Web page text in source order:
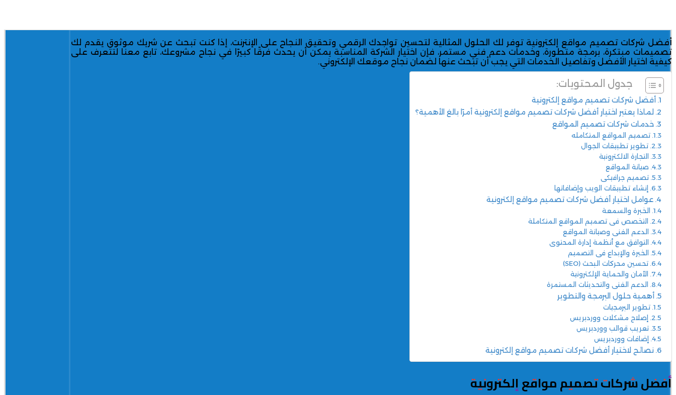
أفضل شركات تصميم مواقع إلكترونية توفر لك الحلول المثالية لتحسين تواجدك الرقمي وتحقيق النجاح على الإنترنت، إذا كنت تبحث عن شريك موثوق يقدم لك
تصميمات مبتكرة، برمجة متطورة، وخدمات دعم فني مستمر، فإن اختيار الشركة المناسبة يمكن أن يحدث فرقًا كبيرًا في نجاح مشروعك، تابع معنا لتتعرف على
كيفية اختيار الأفضل وتفاصيل الخدمات التي يجب أن تبحث عنها لضمان نجاح موقعك الإلكتروني.
جدول المحتويات:
أفضل شركات تصميم مواقع إلكترونية
لماذا يعتبر اختيار أفضل شركات تصميم مواقع إلكترونية أمرًا بالغ الأهمية؟
خدمات شركات تصميم المواقع
تصميم المواقع المتكامله
تطوير تطبيقات الجوال
التجارة الالكترونية
صيانة المواقع
تصميم جرافيكي
إنشاء تطبيقات الويب وإضافاتها
عوامل اختيار أفضل شركات تصميم مواقع إلكترونية
الخبرة والسمعة
التخصص في تصميم المواقع المتكاملة
الدعم الفني وصيانة المواقع
التوافق مع أنظمة إدارة المحتوى
الخبرة والإبداع في التصميم
تحسين محركات البحث (SEO)
الأمان والحماية الإلكترونية
الدعم الفني والتحديثات المستمرة
أهمية حلول البرمجة والتطوير
تطوير البرمجيات
إصلاح مشكلات ووردبريس
تعريب قوالب ووردبريس
إضافات ووردبريس
نصائح لاختيار أفضل شركات تصميم مواقع إلكترونية
أفضل شركات تصميم مواقع إلكترونية